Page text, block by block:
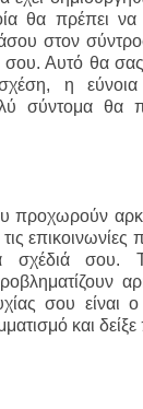
θα πρέπει να
στον
σου. Αυτό θα
η εύνοια
σύντομα θα
προχωρούν
επικοινωνίες
σχέδιά σου.
σου είναι
και δείξε